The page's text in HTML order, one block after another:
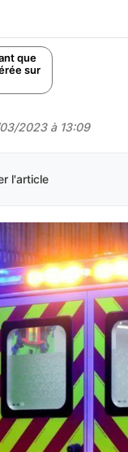
que
sur
2023 à 13:09
l'article